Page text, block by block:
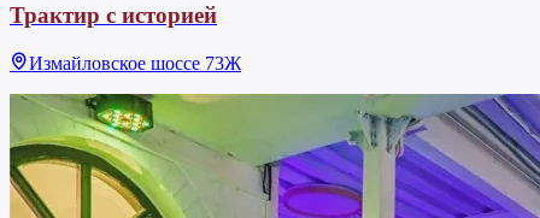
Трактир с историей
Измайловское шоссе 73Ж